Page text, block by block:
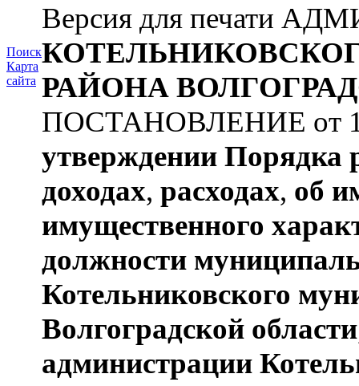
Поиск
Карта
сайта
Версия для печати
РАЙОНА
ПОСТАНОВЛЕНИЕ от
утверждении Порядка
доходах, расходах, об
имущественного
должности
Котельниковского
Волгоградской области
администрации